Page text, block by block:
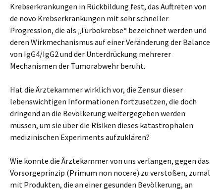
Krebserkrankungen in Rückbildung fest, das Auftreten von
de novo Krebserkrankungen mit sehr schneller
Progression, die als „Turbokrebse“ bezeichnet werden und
deren Wirkmechanismus auf einer Veränderung der Balance
von IgG4/IgG2 und der Unterdrückung mehrerer
Mechanismen der Tumorabwehr beruht.
Hat die Ärztekammer wirklich vor, die Zensur dieser
lebenswichtigen Informationen fortzusetzen, die doch
dringend an die Bevölkerung weitergegeben werden
müssen, um sie über die Risiken dieses katastrophalen
medizinischen Experiments aufzuklären?
Wie konnte die Ärztekammer von uns verlangen, gegen das
Vorsorgeprinzip (Primum non nocere) zu verstoßen, zumal
mit Produkten, die an einer gesunden Bevölkerung, an